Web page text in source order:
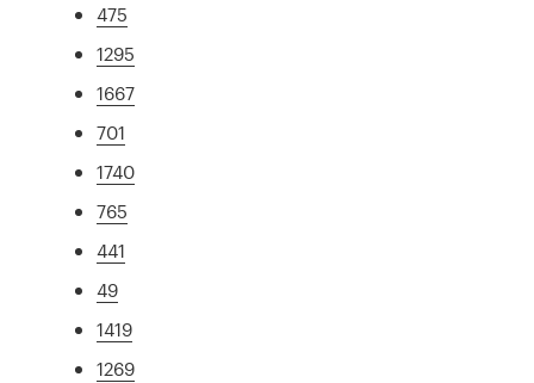
475
1295
1667
701
1740
765
441
49
1419
1269